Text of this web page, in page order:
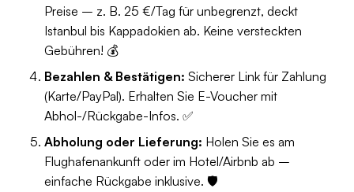
Preise – z. B. 25 €/Tag für unbegrenzt, deckt
Istanbul bis Kappadokien ab. Keine versteckten
Gebühren! 💰
Bezahlen & Bestätigen: Sicherer Link für Zahlung
(Karte/PayPal). Erhalten Sie E-Voucher mit
Abhol-/Rückgabe-Infos. ✅
Abholung oder Lieferung: Holen Sie es am
Flughafenankunft oder im Hotel/Airbnb ab –
einfache Rückgabe inklusive. 🛡️